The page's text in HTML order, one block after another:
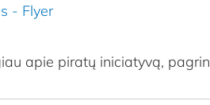
- Flyer
apie piratų iniciatyvą,